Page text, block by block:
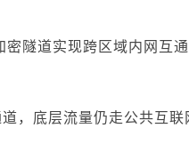
隧道实现跨区域内网互
，底层流量仍走公共互联